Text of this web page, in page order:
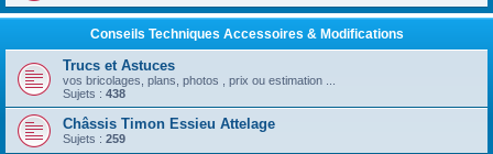
Conseils Techniques Accessoires & Modifications
Trucs et Astuces
vos bricolages, plans, photos , prix ou estimation ...
Sujets : 438
Châssis Timon Essieu Attelage
Sujets : 259